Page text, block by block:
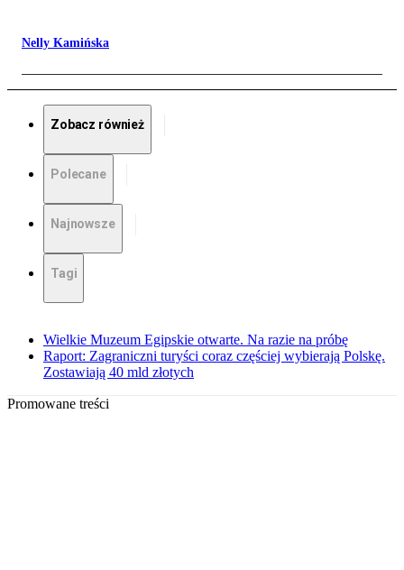
Nelly Kamińska
Zobacz również
Polecane
Najnowsze
Tagi
Wielkie Muzeum Egipskie otwarte. Na razie na próbę
Raport: Zagraniczni turyści coraz częściej wybierają Polskę.
Zostawiają 40 mld złotych
Promowane treści